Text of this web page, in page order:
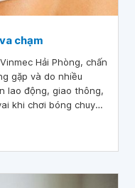
chạm
Hải Phòng, chấn
gặp và do nhiều
lao động, giao thông,
khi chơi bóng chuyền